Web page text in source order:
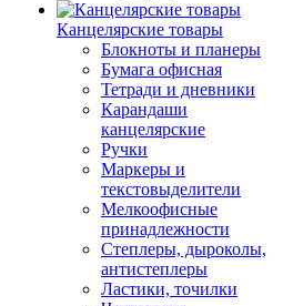
Канцелярские товары
Блокноты и планеры
Бумага офисная
Тетради и дневники
Карандаши
канцелярские
Ручки
Маркеры и
текстовыделители
Мелкоофисные
принадлежности
Степлеры, дыроколы,
антистеплеры
Ластики, точилки